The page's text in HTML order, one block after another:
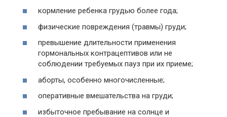
кормление ребенка грудью более года;
физические повреждения (травмы) груди;
превышение длительности применения
гормональных контрацептивов или не
соблюдении требуемых пауз при их приеме;
аборты, особенно многочисленные;
оперативные вмешательства на груди;
избыточное пребывание на солнце и